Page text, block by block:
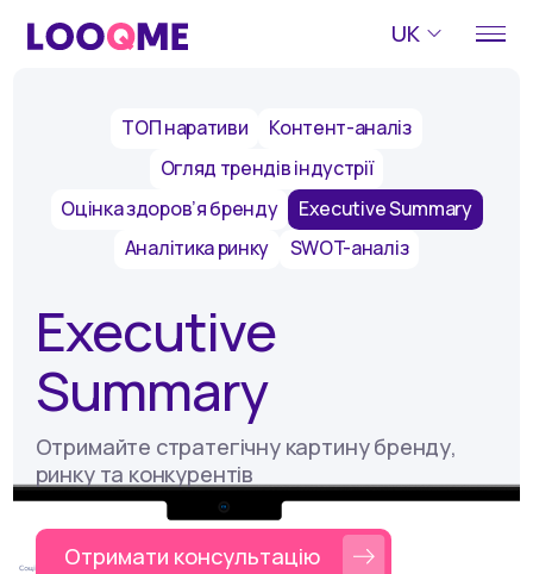
UK
ТОП наративи
Контент-аналіз
Огляд трендів індустрії
Оцінка здоров’я бренду
Executive Summary
Аналітика ринку
SWOT-аналіз
Executive
Summary
Отримайте стратегічну картину бренду,
ринку та конкурентів
Отримати консультацію